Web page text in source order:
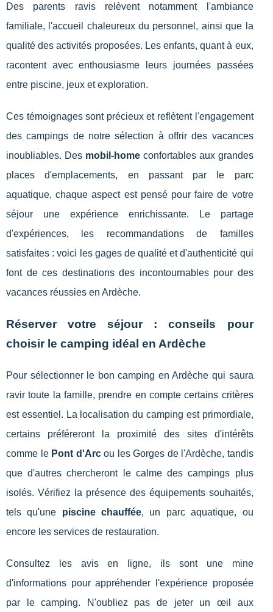
Des parents ravis relèvent notamment l'ambiance
familiale, l'accueil chaleureux du personnel, ainsi que la
qualité des activités proposées. Les enfants, quant à eux,
racontent avec enthousiasme leurs journées passées
entre piscine, jeux et exploration.
Ces témoignages sont précieux et reflètent l'engagement
des campings de notre sélection à offrir des vacances
inoubliables. Des mobil-homeconfortables aux grandes
places d'emplacements, en passant par le parc
aquatique, chaque aspect est pensé pour faire de votre
séjour une expérience enrichissante. Le partage
d'expériences, les recommandations de familles
satisfaites : voici les gages de qualité et d'authenticité qui
font de ces destinations des incontournables pour des
vacances réussies en Ardèche.
Réserver votre séjour : conseils pour
choisir le camping idéal en Ardèche
Pour sélectionner le bon camping en Ardèche qui saura
ravir toute la famille, prendre en compte certains critères
est essentiel. La localisation du camping est primordiale,
certains préféreront la proximité des sites d'intérêts
comme le Pont d'Arcou les Gorges de l'Ardèche, tandis
que d'autres chercheront le calme des campings plus
isolés. Vérifiez la présence des équipements souhaités,
tels qu'une piscine chauffée, un parc aquatique, ou
encore les services de restauration.
Consultez les avis en ligne, ils sont une mine
d'informations pour appréhender l'expérience proposée
par le camping. N'oubliez pas de jeter un œil aux